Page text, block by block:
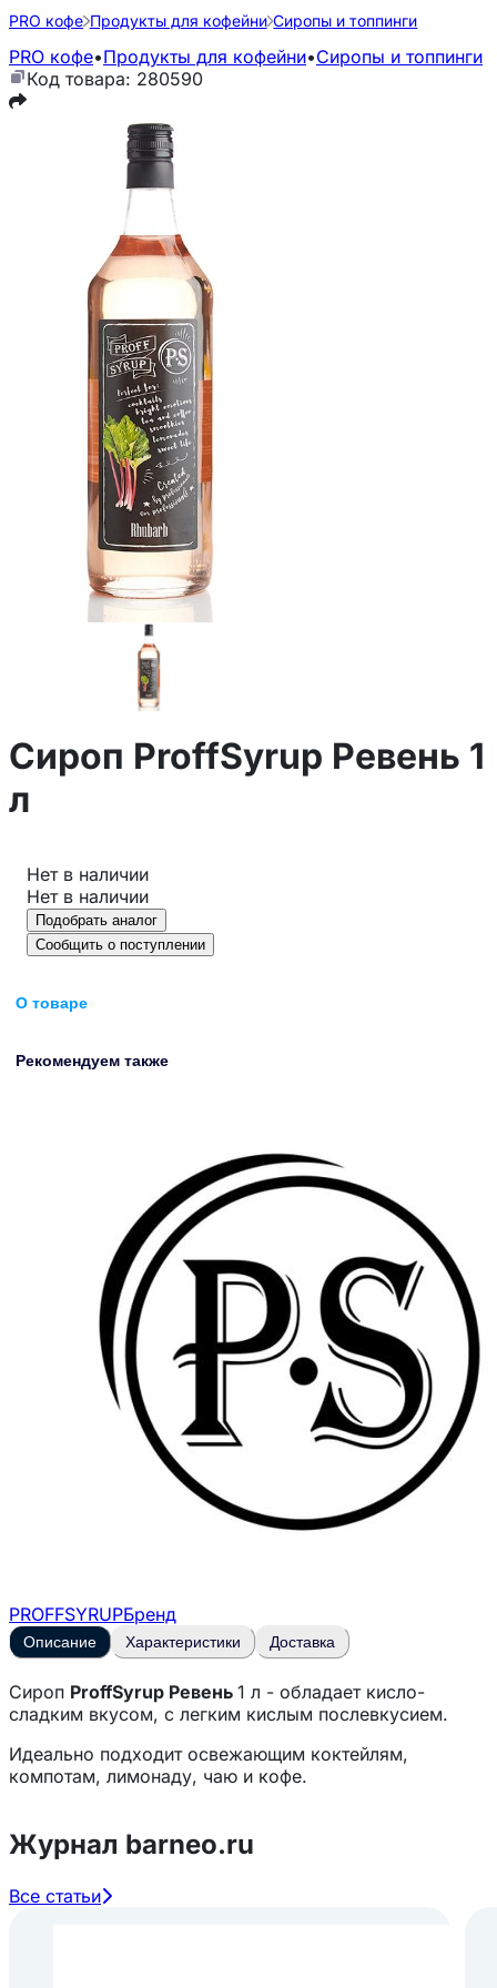
PRO кофе Продукты для кофейни Сиропы и топпинги
PRO кофе•Продукты для кофейни•Сиропы и топпинги
Код товара: 280590
Сироп ProffSyrup Ревень 1
л
Нет в наличии
Нет в наличии
Подобрать аналог
Сообщить о поступлении
О товаре
Рекомендуем также
PROFFSYRUPБренд
Описание Характеристики Доставка
Сироп ProffSyrup Ревень 1 л - обладает кисло-
сладким вкусом, с легким кислым послевкусием.
Идеально подходит освежающим коктейлям,
компотам, лимонаду, чаю и кофе.
Журнал barneo.ru
Все статьи